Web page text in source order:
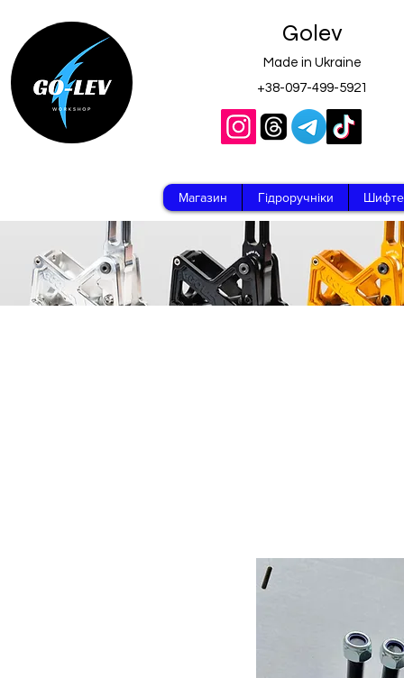
Golev
Made in Ukraine
+38-097-499-5921
Магазин Гідроручніки